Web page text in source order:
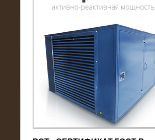
17.10.2016
Резистивный высоковольтный
нагрузочный модуль 5 МВт
(напряжение 6/10 кВ)